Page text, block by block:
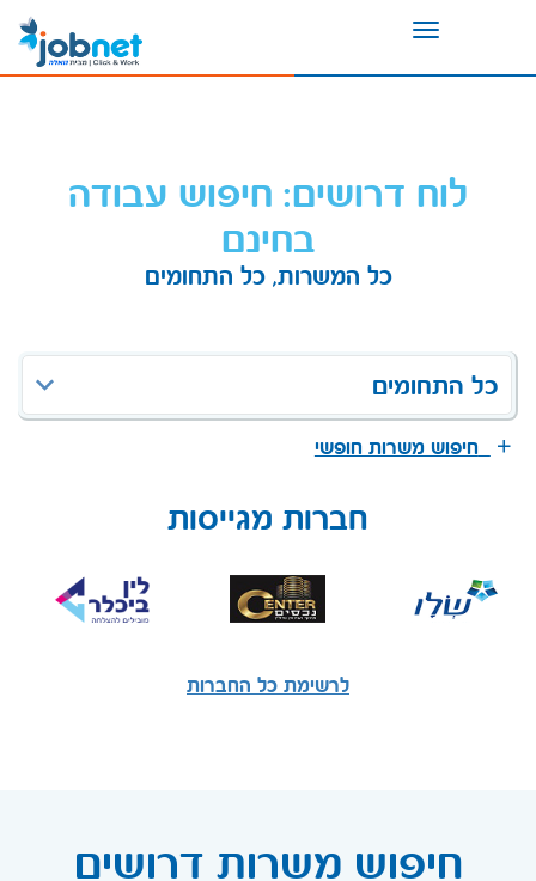
Toggle
לוח דרושים: חיפוש עבודה
בחינם
כל המשרות, כל התחומים
כל התחומים
חיפוש משרות חופשי
חברות מגייסות
לרשימת כל החברות
חיפוש משרות דרושים